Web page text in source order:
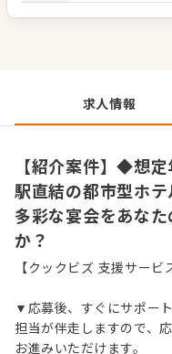
ックスしてくつろ
のポイント ・JR
ン 運営元はホテルやレストラン事業のほか、不動産・金融
事業等も展開する
の強固な経営基盤
求人情報
【紹介案件】◆想
駅直結の都市型ホテ
多彩な宴会をあな
か？
【クックビズ 支援サービ
▼応募後、すぐにサポート
担当が伴走しますので、
お進みいただけます。